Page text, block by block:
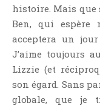
Policier Et Suspense
Post Apocalyptique
Rendez-Vous
Road-Book
Roman
histoire. Mais que
Ben, qui espère
acceptera un jour
J’aime toujours
Lizzie (et
son égard. Sans
globale, que je